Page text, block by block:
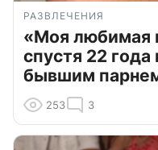
РАЗВЛЕЧЕНИЯ
«Моя любимая
спустя 22
бывшим
253 3